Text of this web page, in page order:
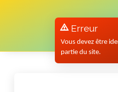
Erreur
Vous devez être
partie du site.